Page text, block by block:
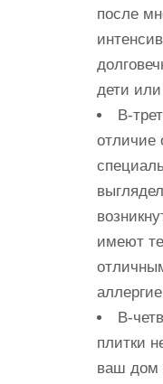
после
дети
В-
отличие
имеют
В-
плитки
ваш дом